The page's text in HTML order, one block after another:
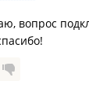
вопрос